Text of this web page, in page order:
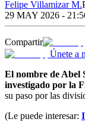
Felipe Villamizar M.
29 MAY 2026 -
Compartir
Únete a
El nombre de Abel
investigado por la
su paso por las
(Le puede interesar: